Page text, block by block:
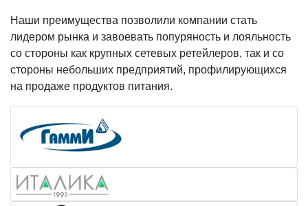
Наши преимущества позволили компании стать
лидером рынка и завоевать попуряность и лояльность
со стороны как крупных сетевых ретейлеров, так и со
стороны небольших предприятий, профилирующихся
на продаже продуктов питания.